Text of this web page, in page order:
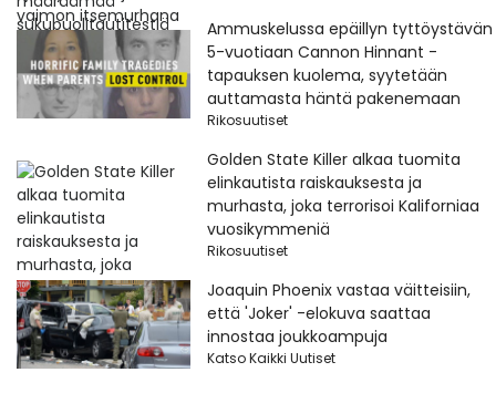
Ammuskelussa epäillyn tyttöystävän
5-vuotiaan Cannon Hinnant -
tapauksen kuolema, syytetään
auttamasta häntä pakenemaan
Rikosuutiset
Golden State Killer alkaa tuomita
elinkautista raiskauksesta ja
murhasta, joka terrorisoi Kaliforniaa
vuosikymmeniä
Rikosuutiset
Joaquin Phoenix vastaa väitteisiin,
että 'Joker' -elokuva saattaa
innostaa joukkoampuja
Katso Kaikki Uutiset